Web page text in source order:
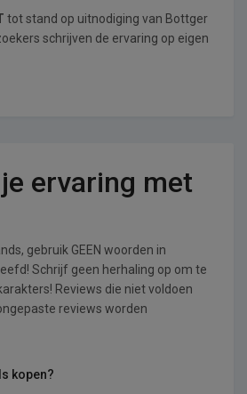
tot stand op uitnodiging van Bottger
schrijven de ervaring op eigen
ervaring met
gebruik GEEN woorden in
Schrijf geen herhaling op om te
Reviews die niet voldoen
reviews worden
kopen?